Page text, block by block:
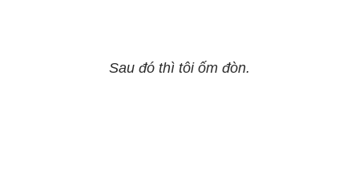
Sau đó thì tôi ốm đòn.